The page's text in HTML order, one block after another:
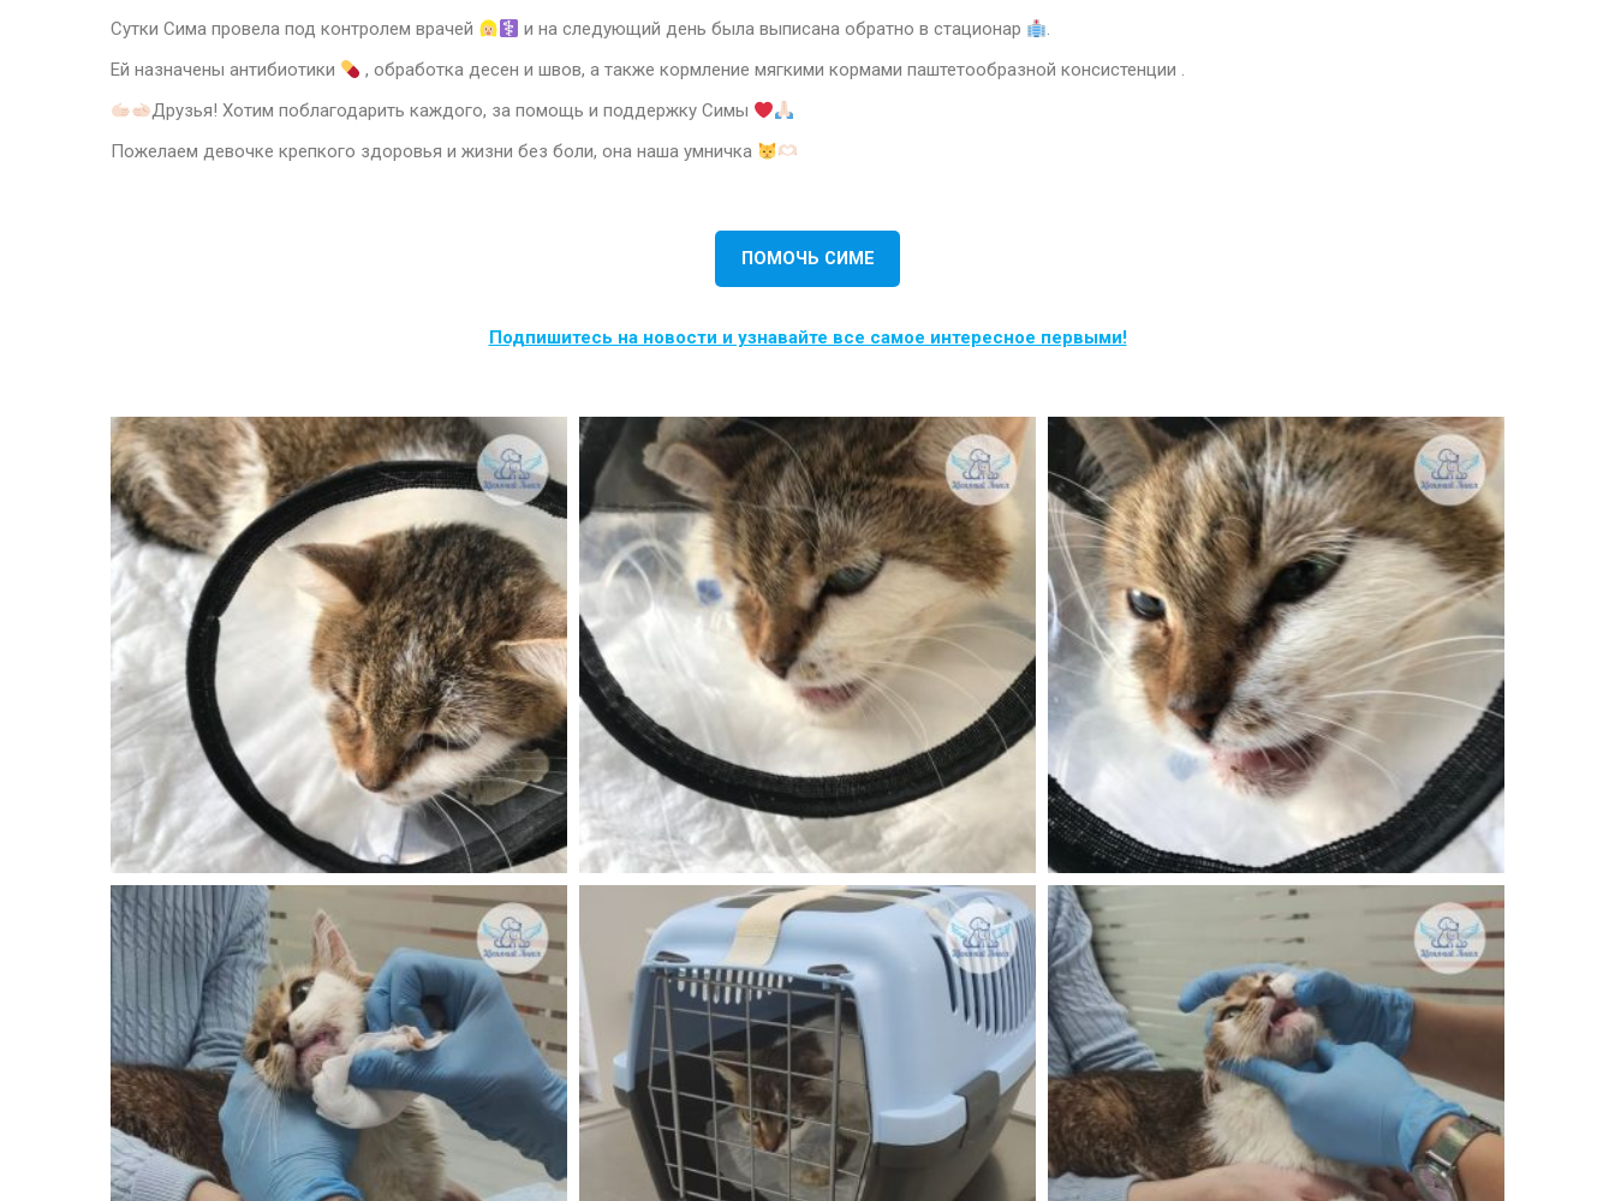
Сутки Сима провела под контролем врачей
и на следующий день была выписана обратно в стационар
.
Ей назначены антибиотики
, обработка десен и швов, а также кормление мягкими кормами паштетообразной консистенции .
Друзья! Хотим поблагодарить каждого, за помощь и поддержку Симы
Пожелаем девочке крепкого здоровья и жизни без боли, она наша умничка
ПОМОЧЬ СИМЕ
Подпишитесь на новости и узнавайте все самое интересное первыми!